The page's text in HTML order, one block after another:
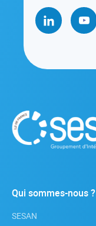
Qui sommes-nous ?
SESAN